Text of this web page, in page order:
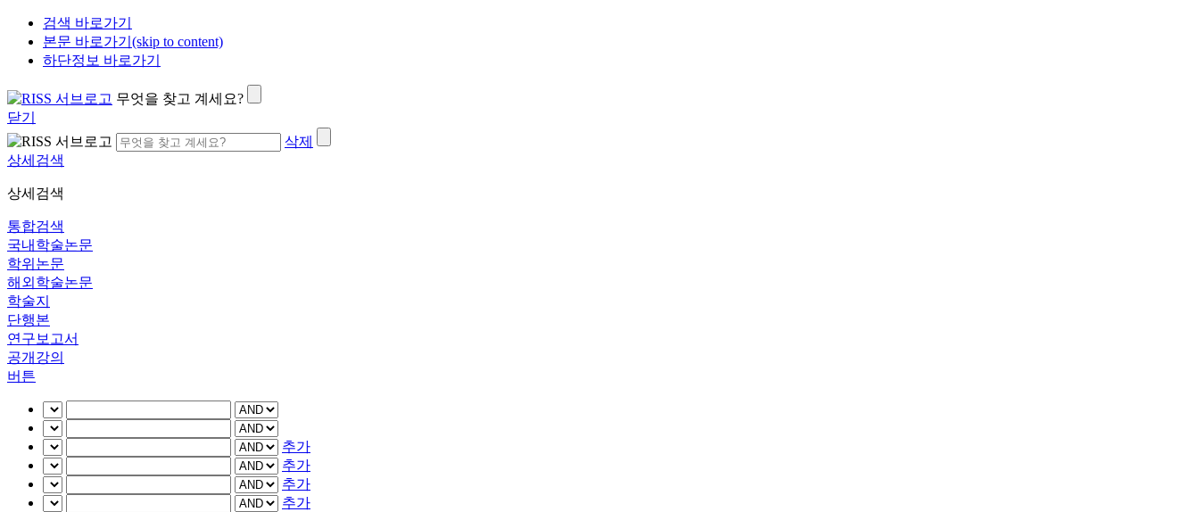
검색 바로가기
본문 바로가기(skip to content)
하단정보 바로가기
무엇을 찾고 계세요?
닫기
삭제
상세검색
상세검색
통합검색
국내학술논문
학위논문
해외학술논문
학술지
단행본
연구보고서
공개강의
버튼
추가
추가
추가
추가